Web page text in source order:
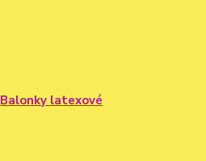
Balonky latexové